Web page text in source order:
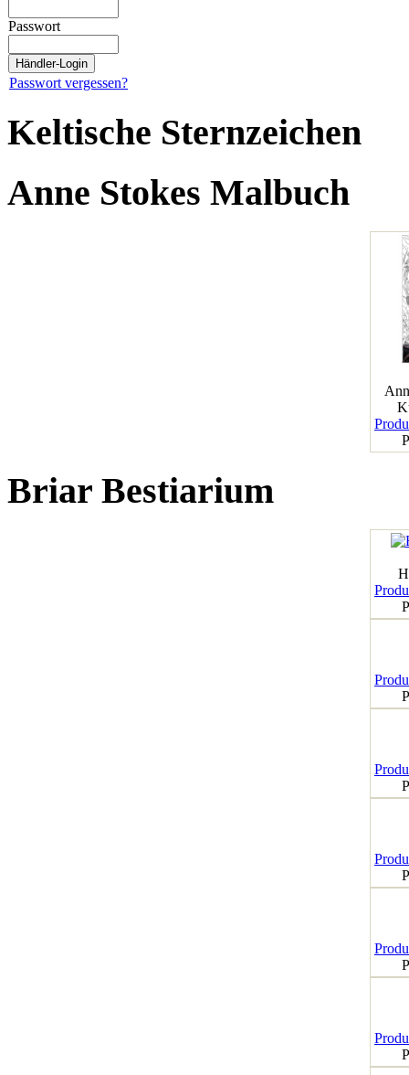
Passwort
Passwort vergessen?
Keltische Sternzeichen
Anne Stokes Malbuch
Briar Bestiarium